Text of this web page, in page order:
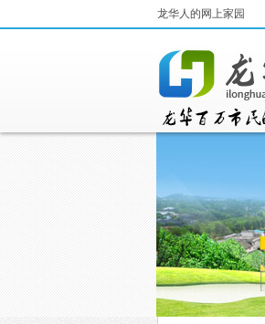
龙华人的网上家园